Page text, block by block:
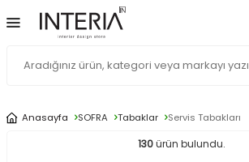
Anasayfa SOFRA Tabaklar Servis Tabakları
130ürün bulundu.